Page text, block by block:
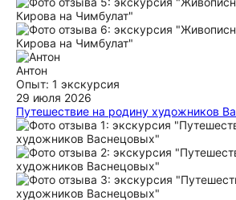
Антон
Опыт: 1 экскурсия
29 июля 2026
Путешествие на родину художников
Совершили прекрасное путешествие
родину художников Васнецовых в
пролетело незаметно за рассказами
вятской земле. Все было отлично и,
особенно для нас было важно,
ещё